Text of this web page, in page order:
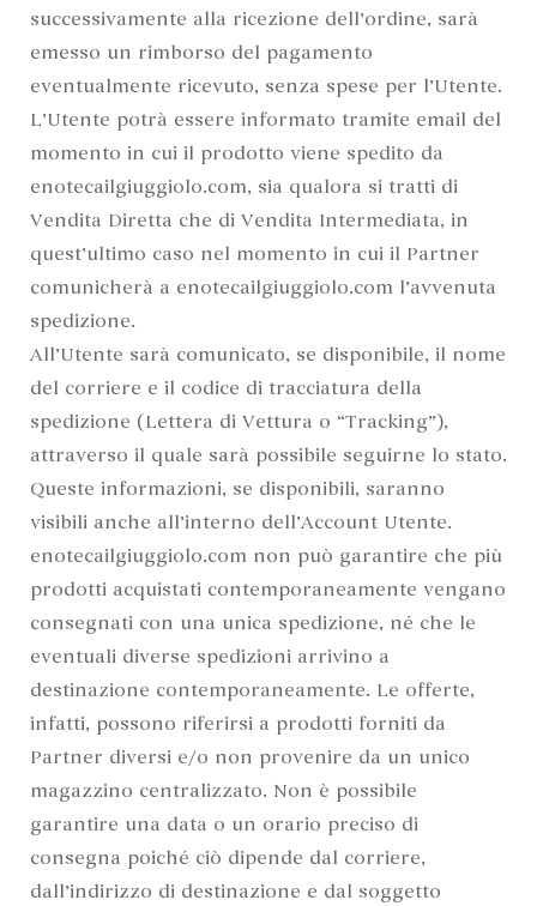
successivamente alla ricezione dell’ordine, sarà
emesso un rimborso del pagamento
eventualmente ricevuto, senza spese per l’Utente.
L’Utente potrà essere informato tramite email del
momento in cui il prodotto viene spedito da
enotecailgiuggiolo.com, sia qualora si tratti di
Vendita Diretta che di Vendita Intermediata, in
quest’ultimo caso nel momento in cui il Partner
comunicherà a enotecailgiuggiolo.com l’avvenuta
spedizione.
All’Utente sarà comunicato, se disponibile, il nome
del corriere e il codice di tracciatura della
spedizione (Lettera di Vettura o “Tracking”),
attraverso il quale sarà possibile seguirne lo stato.
Queste informazioni, se disponibili, saranno
visibili anche all’interno dell’Account Utente.
enotecailgiuggiolo.com non può garantire che più
prodotti acquistati contemporaneamente vengano
consegnati con una unica spedizione, né che le
eventuali diverse spedizioni arrivino a
destinazione contemporaneamente. Le offerte,
infatti, possono riferirsi a prodotti forniti da
Partner diversi e/o non provenire da un unico
magazzino centralizzato. Non è possibile
garantire una data o un orario preciso di
consegna poiché ciò dipende dal corriere,
dall’indirizzo di destinazione e dal soggetto